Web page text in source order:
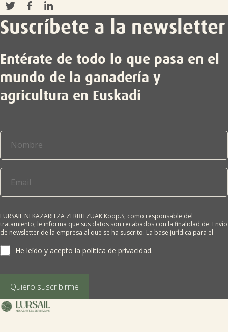

Suscríbete a la newsletter
Entérate de todo lo que pasa en el
mundo de la ganadería y
agricultura en Euskadi
LURSAIL NEKAZARITZA ZERBITZUAK Koop.S, como responsable del
tratamiento, le informa que sus datos son recabados con la finalidad de: Envío
de newsletter de la empresa al que se ha suscrito. La base jurídica para el
terceros salvo obligación legal. Cualquier persona tiene derecho a solicitar el
acceso, rectificación, supresión, limitación del tratamiento, oposición o
lursail@lursailkoop.eus. Puede obtener información adicional en nuestra
página web.
He leído y acepto la política de privacidad.
Quiero suscribirme